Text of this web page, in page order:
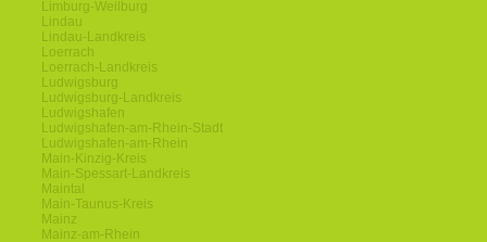
Limburg-Weilburg
Lindau
Lindau-Landkreis
Loerrach
Loerrach-Landkreis
Ludwigsburg
Ludwigsburg-Landkreis
Ludwigshafen
Ludwigshafen-am-Rhein-Stadt
Ludwigshafen-am-Rhein
Main-Kinzig-Kreis
Main-Spessart-Landkreis
Maintal
Main-Taunus-Kreis
Mainz
Mainz-am-Rhein